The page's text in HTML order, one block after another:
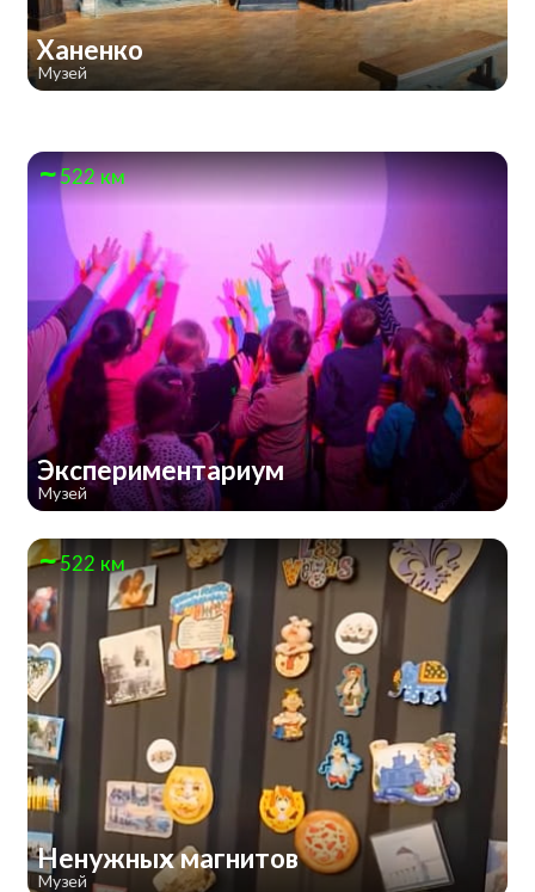
Ханенко
Музей
522 км
Экспериментариум
Музей
522 км
Ненужных магнитов
Музей